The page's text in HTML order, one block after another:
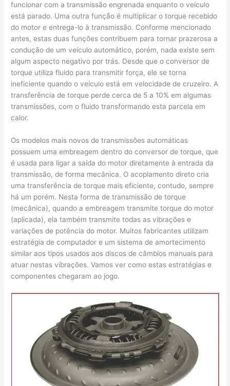
funcionar com a transmissão engrenada enquanto o veículo
está parado. Uma outra função é multiplicar o torque recebido
do motor e entrega-lo à transmissão. Conforme mencionado
antes, estas duas funções contribuem para tornar prazerosa a
condução de um veículo automático, porém, nada existe sem
algum aspecto negativo por trás. Desde que o conversor de
torque utiliza fluido para transmitir força, ele se torna
ineficiente quando o veículo está em velocidade de cruzeiro. A
transferência de torque perde cerca de 5 a 10% em algumas
transmissões, com o fluido transformando esta parcela em
calor.
Os modelos mais novos de transmissões automáticas
possuem uma embreagem dentro do conversor de torque, que
é usada para ligar a saída do motor diretamente à entrada da
transmissão, de forma mecânica. O acoplamento direto cria
uma transferência de torque mais eficiente, contudo, sempre
há um porém. Nesta forma de transmissão de torque
(mecânica), quando a embreagem transmite torque do motor
(aplicada), ela também transmite todas as vibrações e
variações de potência do motor. Muitos fabricantes utilizam
estratégia de computador e um sistema de amortecimento
similar aos tipos usados aos discos de câmbios manuais para
atuar nestas vibrações. Vamos ver como estas estratégias e
componentes chegaram ao jogo.